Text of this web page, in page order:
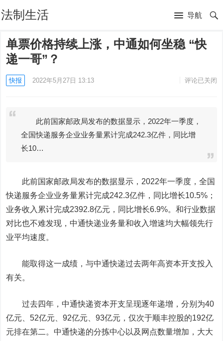
法制生活 导航
单票价格持续上涨，中通如何坐稳 “快
递一哥”？
快报 2022年5月27日 13:13 评论已关闭
此前国家邮政局发布的数据显示，2022年一季度，
全国快递服务企业业务量累计完成242.3亿件，同比增
长10…
此前国家邮政局发布的数据显示，2022年一季度，全国
快递服务企业业务量累计完成242.3亿件，同比增长10.5%；
业务收入累计完成2392.8亿元，同比增长6.9%。和行业数据
对比也不难发现，中通快递业务量和收入增速均大幅领先行
业平均速度。
能取得这一成绩，与中通快递过去两年高资本开支投入
有关。
过去四年，中通快递资本开支呈现逐年递增，分别为40
亿元 、52亿元 、92亿元、93亿元，仅次于顺丰控股的192亿
元排在第二。中通快递的分拣中心以及网点数量增加，大大